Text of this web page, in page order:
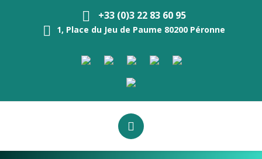
+33 (0)3 22 83 60 95
1, Place du Jeu de Paume 80200 Péronne